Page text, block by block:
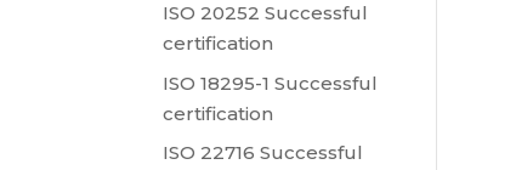
ISO 20252 Successful
certification
ISO 18295-1 Successful
certification
ISO 22716 Successful